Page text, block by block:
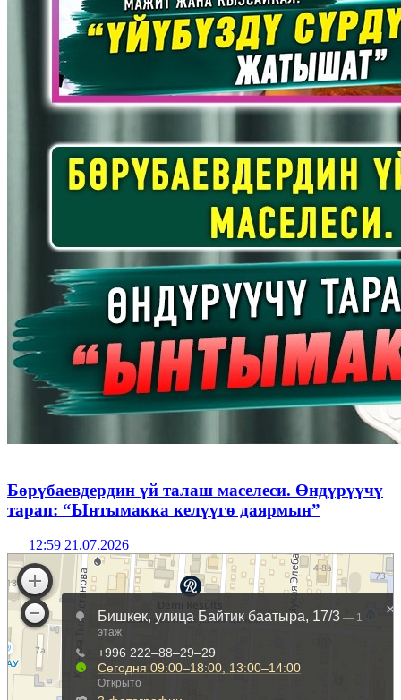
Бөрүбаевдердин үй талаш маселеси. Өндүрүүчү
тарап: “Ынтымакка келүүгө даярмын”
12:59 21.07.2026